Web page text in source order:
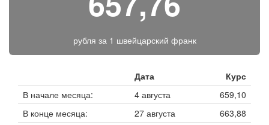
рубля за 1 швейцарский франк
Дата
Курс
В начале месяца:
4 августа
659,10
В конце месяца:
27 августа
663,88